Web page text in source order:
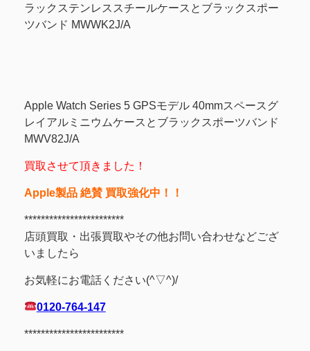
ラックステンレススチールケースとブラックスポー
ツバンド MWWK2J/A
Apple Watch Series 5 GPSモデル 40mmスペースグ
レイアルミニウムケースとブラックスポーツバンド
MWV82J/A
買取させて頂きました！
Apple製品 絶賛 買取強化中！！
************************
店頭買取・出張買取やその他お問い合わせなどござ
いましたら
お気軽にお電話ください(^▽^)/
0120-764-147
************************